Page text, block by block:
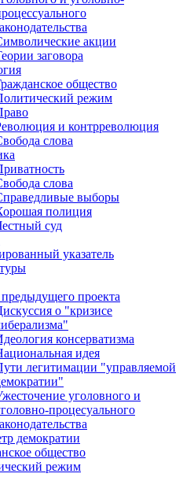
акции
заговора
общество
режим
и контрреволюция
слова
слова
выборы
полиция
суд
указатель
проекта
о "кризисе
консерватизма
идея
легитимации "управляемой
уголовного и
процесуального
демократии
общество
режим